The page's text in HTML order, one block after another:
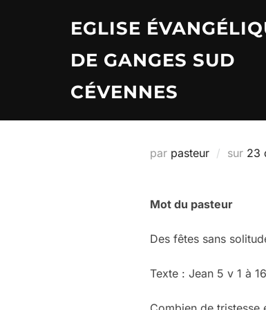
EGLISE
DE GANGES SUD
CÉVENNES
par pasteur sur 23
Mot du pasteur
Des fêtes sans
Texte : Jean 5 v 1 à 16